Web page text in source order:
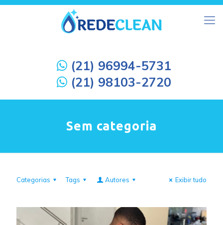
(21) 96994-5731
(21) 98103-2720
Sem categoria
Categorias Tags Autores Exibir tudo